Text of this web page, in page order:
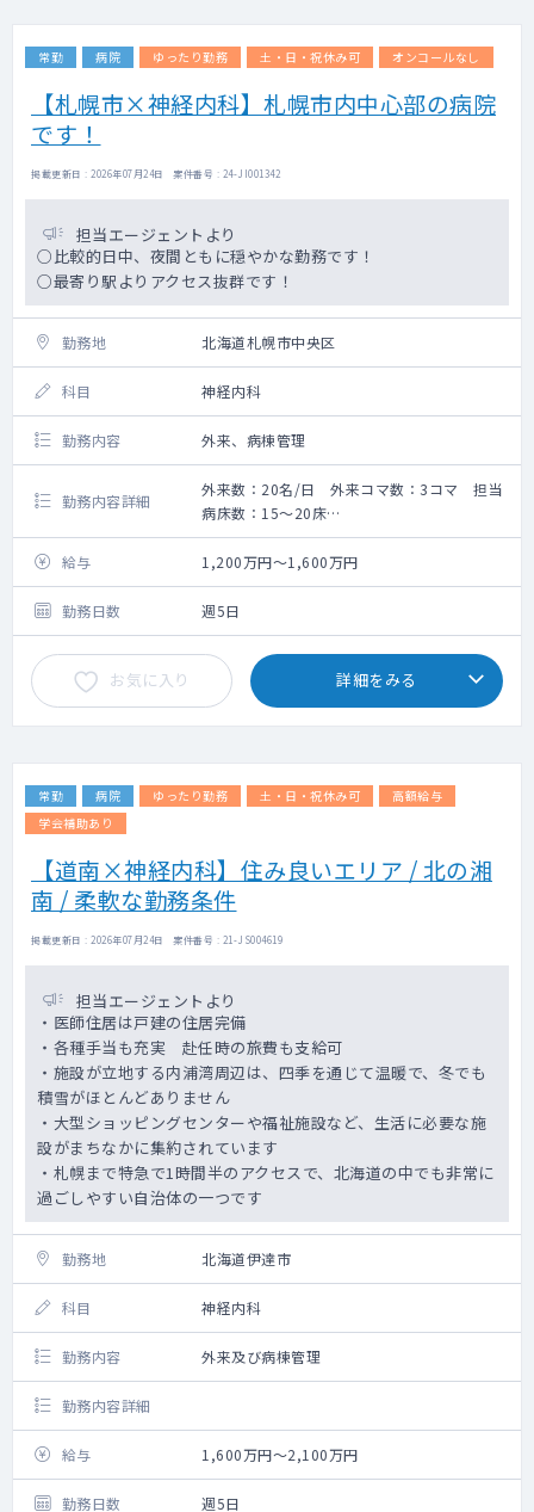
す。
新患などが主となります。
業務の割合については、ご相談の上で決定い
たします。
常勤 病院 ゆったり勤務 土・日・祝休み可 オンコールなし
【札幌市×神経内科】札幌市内中心部の病院
です！
掲載更新日 : 2026年07月24日 案件番号 : 24-JI001342
担当エージェントより
○比較的日中、夜間ともに穏やかな勤務です！
○最寄り駅よりアクセス抜群です！
勤務地 北海道札幌市中央区
科目 神経内科
勤務内容 外来、病棟管理
勤務内容詳細
外来数：20名/日 外来コマ数：3コマ 担当
病床数：15～20床
救急搬入数：無し
◇外来：週3コマ
◇病棟：15～20床(主治医制)
◇常勤医師：6名
◇障がい者施設病棟では、重度の肢体障がい
者、パーキンソン病、筋萎縮性側索硬化症な
どの神経性難病患者の治療・リハビリを行っ
ております。
◇オンコール：ほとんどなし。※当直医が対
給与 1,200万円～1,600万円
勤務日数 週5日
お気に入り 詳細をみる
常勤 病院 ゆったり勤務 土・日・祝休み可
高額給与
学会補助あり
【道南×神経内科】住み良いエリア / 北の湘
南 / 柔軟な勤務条件
掲載更新日 : 2026年07月24日 案件番号 : 21-JS004619
担当エージェントより
・医師住居は戸建の住居完備
・各種手当も充実 赴任時の旅費も支給可
・施設が立地する内浦湾周辺は、四季を通じて温暖で、冬でも
積雪がほとんどありません
・大型ショッピングセンターや福祉施設など、生活に必要な施
設がまちなかに集約されています
・札幌まで特急で1時間半のアクセスで、北海道の中でも非常に
過ごしやすい自治体の一つです
勤務地 北海道伊達市
科目 神経内科
勤務内容 外来及び病棟管理
勤務内容詳細
給与 1,600万円～2,100万円
勤務日数 週5日